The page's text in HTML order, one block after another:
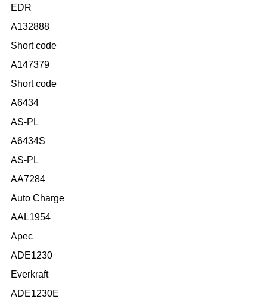
EDR
A132888
Short code
A147379
Short code
A6434
AS-PL
A6434S
AS-PL
AA7284
Auto Charge
AAL1954
Apec
ADE1230
Everkraft
ADE1230E